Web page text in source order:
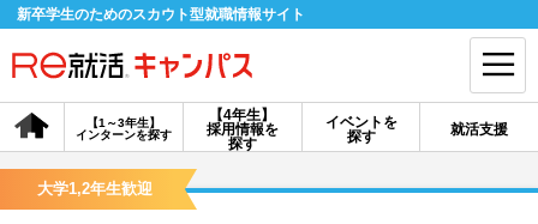
新卒学生のためのスカウト型就職情報サイト
【4年生】
採用情報を
探す
【1～3年生】
インターンを探す
イベントを
探す
就活支援
会員登録 ログイン
大学1,2年生歓迎